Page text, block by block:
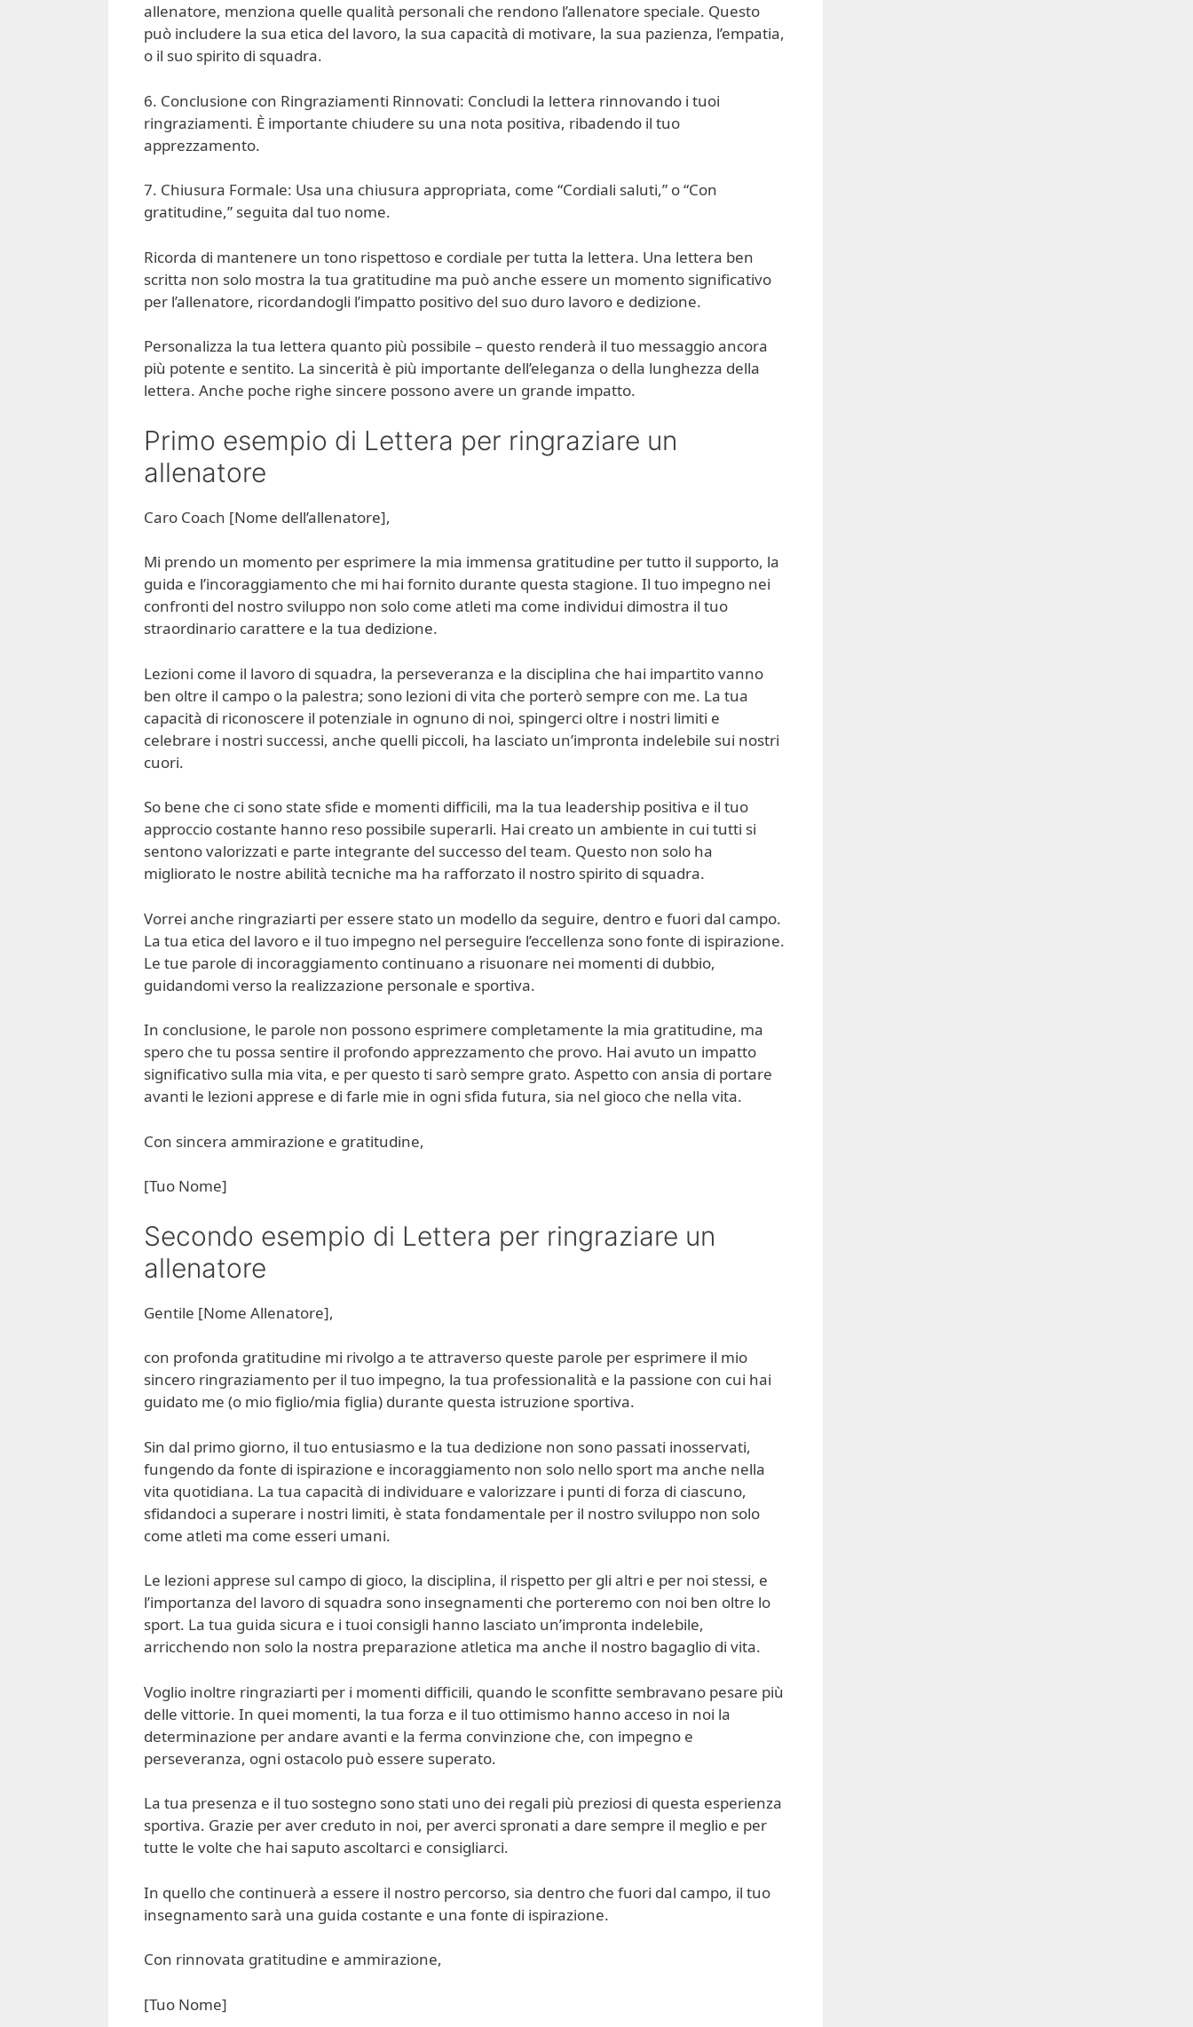
allenatore, menziona quelle qualità personali che rendono l’allenatore speciale. Questo
può includere la sua etica del lavoro, la sua capacità di motivare, la sua pazienza, l’empatia,
o il suo spirito di squadra.
6. Conclusione con Ringraziamenti Rinnovati: Concludi la lettera rinnovando i tuoi
ringraziamenti. È importante chiudere su una nota positiva, ribadendo il tuo
apprezzamento.
7. Chiusura Formale: Usa una chiusura appropriata, come “Cordiali saluti,” o “Con
gratitudine,” seguita dal tuo nome.
Ricorda di mantenere un tono rispettoso e cordiale per tutta la lettera. Una lettera ben
scritta non solo mostra la tua gratitudine ma può anche essere un momento significativo
per l’allenatore, ricordandogli l’impatto positivo del suo duro lavoro e dedizione.
Personalizza la tua lettera quanto più possibile – questo renderà il tuo messaggio ancora
più potente e sentito. La sincerità è più importante dell’eleganza o della lunghezza della
lettera. Anche poche righe sincere possono avere un grande impatto.
Primo esempio di Lettera per ringraziare un
allenatore
Caro Coach [Nome dell’allenatore],
Mi prendo un momento per esprimere la mia immensa gratitudine per tutto il supporto, la
guida e l’incoraggiamento che mi hai fornito durante questa stagione. Il tuo impegno nei
confronti del nostro sviluppo non solo come atleti ma come individui dimostra il tuo
straordinario carattere e la tua dedizione.
Lezioni come il lavoro di squadra, la perseveranza e la disciplina che hai impartito vanno
ben oltre il campo o la palestra; sono lezioni di vita che porterò sempre con me. La tua
capacità di riconoscere il potenziale in ognuno di noi, spingerci oltre i nostri limiti e
celebrare i nostri successi, anche quelli piccoli, ha lasciato un’impronta indelebile sui nostri
cuori.
So bene che ci sono state sfide e momenti difficili, ma la tua leadership positiva e il tuo
approccio costante hanno reso possibile superarli. Hai creato un ambiente in cui tutti si
sentono valorizzati e parte integrante del successo del team. Questo non solo ha
migliorato le nostre abilità tecniche ma ha rafforzato il nostro spirito di squadra.
Vorrei anche ringraziarti per essere stato un modello da seguire, dentro e fuori dal campo.
La tua etica del lavoro e il tuo impegno nel perseguire l’eccellenza sono fonte di ispirazione.
Le tue parole di incoraggiamento continuano a risuonare nei momenti di dubbio,
guidandomi verso la realizzazione personale e sportiva.
In conclusione, le parole non possono esprimere completamente la mia gratitudine, ma
spero che tu possa sentire il profondo apprezzamento che provo. Hai avuto un impatto
significativo sulla mia vita, e per questo ti sarò sempre grato. Aspetto con ansia di portare
avanti le lezioni apprese e di farle mie in ogni sfida futura, sia nel gioco che nella vita.
Con sincera ammirazione e gratitudine,
[Tuo Nome]
Secondo esempio di Lettera per ringraziare un
allenatore
Gentile [Nome Allenatore],
con profonda gratitudine mi rivolgo a te attraverso queste parole per esprimere il mio
sincero ringraziamento per il tuo impegno, la tua professionalità e la passione con cui hai
guidato me (o mio figlio/mia figlia) durante questa istruzione sportiva.
Sin dal primo giorno, il tuo entusiasmo e la tua dedizione non sono passati inosservati,
fungendo da fonte di ispirazione e incoraggiamento non solo nello sport ma anche nella
vita quotidiana. La tua capacità di individuare e valorizzare i punti di forza di ciascuno,
sfidandoci a superare i nostri limiti, è stata fondamentale per il nostro sviluppo non solo
come atleti ma come esseri umani.
Le lezioni apprese sul campo di gioco, la disciplina, il rispetto per gli altri e per noi stessi, e
l’importanza del lavoro di squadra sono insegnamenti che porteremo con noi ben oltre lo
sport. La tua guida sicura e i tuoi consigli hanno lasciato un’impronta indelebile,
arricchendo non solo la nostra preparazione atletica ma anche il nostro bagaglio di vita.
Voglio inoltre ringraziarti per i momenti difficili, quando le sconfitte sembravano pesare più
delle vittorie. In quei momenti, la tua forza e il tuo ottimismo hanno acceso in noi la
determinazione per andare avanti e la ferma convinzione che, con impegno e
perseveranza, ogni ostacolo può essere superato.
La tua presenza e il tuo sostegno sono stati uno dei regali più preziosi di questa esperienza
sportiva. Grazie per aver creduto in noi, per averci spronati a dare sempre il meglio e per
tutte le volte che hai saputo ascoltarci e consigliarci.
In quello che continuerà a essere il nostro percorso, sia dentro che fuori dal campo, il tuo
insegnamento sarà una guida costante e una fonte di ispirazione.
Con rinnovata gratitudine e ammirazione,
[Tuo Nome]